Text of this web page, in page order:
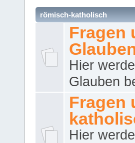
römisch-katholisch
Fragen
Hier
Glauben
Fragen
Hier